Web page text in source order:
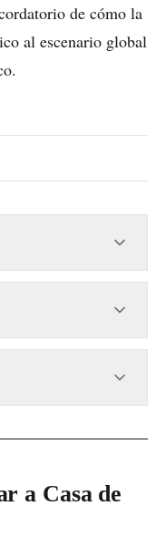
de cómo la
al escenario global
como parte de su
del mundo
a Casa de